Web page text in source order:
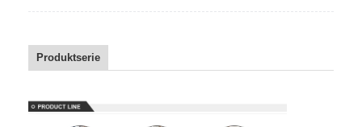
Produktserie